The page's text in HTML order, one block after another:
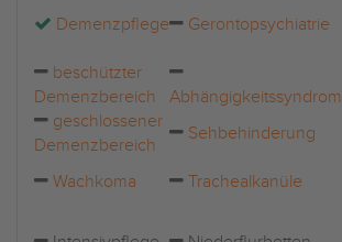
Demenzpflege Gerontopsychiatrie
beschützter
Demenzbereich
Abhängigkeitssyndrom
geschlossener
Demenzbereich
Sehbehinderung
Wachkoma
Trachealkanüle